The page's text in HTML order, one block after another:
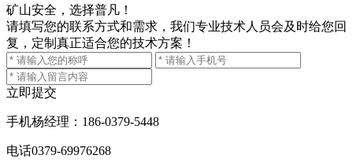
矿山安全，选择普凡！
请填写您的联系方式和需求，我们专业技术人员会及时给您回
复，定制真正适合您的技术方案！
立即提交
手机杨经理：186-0379-5448
电话0379-69976268